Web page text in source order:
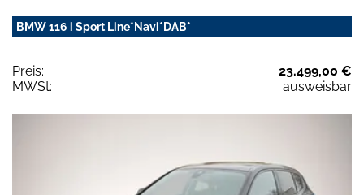
BMW 116 i Sport Line*Navi*DAB*
Preis:
23.499,00 €
MWSt:
ausweisbar